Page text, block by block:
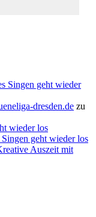
Singen geht wieder
dresden.de zu
wieder los
geht wieder los
Auszeit mit